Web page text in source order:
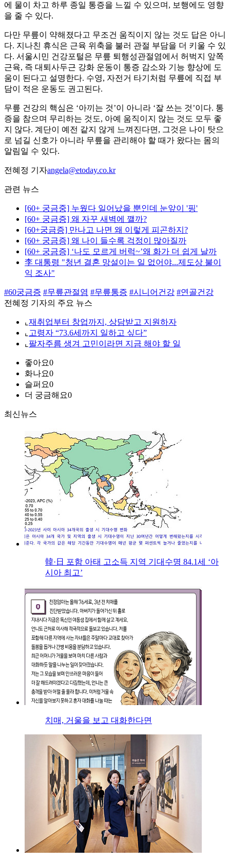
에 물이 차고 하루 종일 통증을 느낄 수 있으며, 보행에도 영향
을 줄 수 있다.
다만 무릎이 약해졌다고 무조건 움직이지 않는 것도 답은 아니
다. 지나친 휴식은 근육 위축을 불러 관절 부담을 더 키울 수 있
다. 서울시민 건강포털은 무릎 퇴행성관절염에서 허벅지 앞쪽
근육, 즉 대퇴사두근 강화 운동이 통증 감소와 기능 향상에 도
움이 된다고 설명한다. 수영, 자전거 타기처럼 무릎에 직접 부
담이 적은 운동도 권고된다.
무릎 건강의 핵심은 ‘아끼는 것’이 아니라 ‘잘 쓰는 것’이다. 통
증을 참으며 무리하는 것도, 아예 움직이지 않는 것도 모두 좋
지 않다. 계단이 예전 같지 않게 느껴진다면, 그것은 나이 탓으
로 넘길 신호가 아니라 무릎을 관리해야 할 때가 왔다는 몸의
알림일 수 있다.
전혜정 기자angela@etoday.co.kr
관련 뉴스
[60+ 궁금중] 누웠다 일어났을 뿐인데 눈앞이 '핑'
[60+ 궁금증] 왜 자꾸 새벽에 깰까?
[60+궁금증] 만나고 나면 왜 이렇게 피곤하지?
[60+ 궁금증] 왜 나이 들수록 걱정이 많아질까
[60+ 궁금증] ‘나도 모르게 버럭~’왜 화가 더 쉽게 날까
李 대통령 "청년 결혼 망설이는 일 없어야...제도상 불이
익 조사"
#60궁금증 #무릎관절염 #무릎통증 #시니어건강 #연골건강
전혜정 기자의 주요 뉴스
⌞ 재취업부터 창업까지, 상담받고 지원하자
⌞ 고령자 “73.6세까지 일하고 싶다”
⌞ 팔자주름 생겨 고민이라면 지금 해야 할 일
좋아요0
화나요0
슬퍼요0
더 궁금해요0
최신뉴스
韓·日 포함 아태 고소득 지역 기대수명 84.1세 ‘아
시아 최고’
치매, 거울을 보고 대화한다면